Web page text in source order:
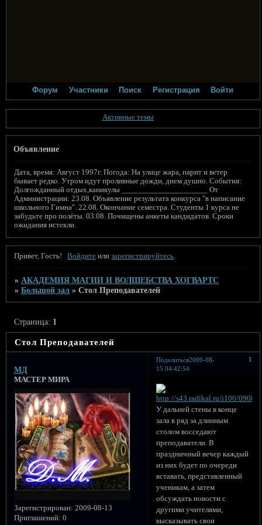
Форум Участники Поиск Регистрация Войти
Активные темы
Объявление
Дата, время: Август 1997г. Погода: На улице жара, парит и ветер
бывает редко. Утром идут проливные дожди, днем душно. События:
Долгожданный отдых,каникулы _____________________ От
Администрации: 23.08. Объявление результата конкурса "в написание
школьного Гимна". 22.08. Окончание семестра. Студенты 1 курса не
забудьте про полёты. 03.08. Почищены анкеты кандидатов. Сроки
ожидания истекли.
Привет, Гость! Войдите илизарегистрируйтесь.
» АКАДЕМИЯ МАГИИ И ВОЛШЕБСТВА ХОГВАРТС
»Большой зал »Стол Преподавателей
Стол Преподавателей
Страница: 1
Поделиться 1
2009-08-
15 04:42:54
МД
МАСТЕР МИРА
Зарегистрирован: 2009-08-13
Приглашений: 0
У дальней стены в конце
зала в ряд за длинным
столом восседают
преподаватели. В
праздничный вечер каждый
из них будет по очереди
вставать, представленный
ученикам, а затем
обсуждать новости с
другими учителями,
высказывать свои